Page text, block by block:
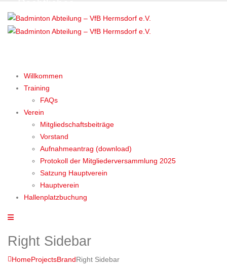
Willkommen
Training
FAQs
Verein
Mitgliedschaftsbeiträge
Vorstand
Aufnahmeantrag (download)
Protokoll der Mitgliederversammlung 2025
Satzung Hauptverein
Hauptverein
Hallenplatzbuchung
Right Sidebar
HomeProjectsBrandRight Sidebar